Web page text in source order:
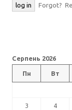
Forgot?
Серпень 2026
Пн Вт
3 4